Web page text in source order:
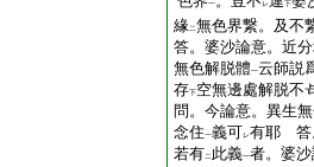
一 レ 下
緣二無色界繋。及不
答。婆沙論意。近
無色解脱體一云師説
存下空無邊處解脱不
問。今論意。異生
念住一義可レ有耶 答
若有二 此義一者。婆